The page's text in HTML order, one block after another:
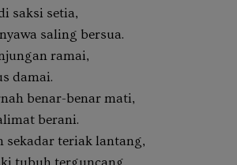
saksi setia,
saling bersua.
ramai,
damai.
benar-benar mati,
berani.
sekadar teriak lantang,